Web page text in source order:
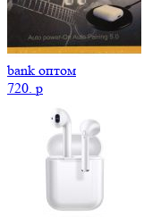
bank оптом
720. p